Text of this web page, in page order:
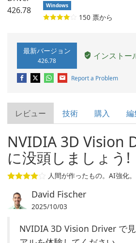
Windows
150 票から
最新バージョン
426.78 インストー
Report a Problem
レビュー 技術 購入 編
NVIDIA 3D Vision
に没頭しましょう!
人間が作ったもの。AI強化。
David Fischer
2025/10/03
NVIDIA 3D Vision Driver で